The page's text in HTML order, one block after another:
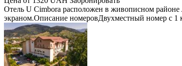
Отель U Сimbora расположен в живописном районе
экраном.Описание номеровДвухместный номер с 1